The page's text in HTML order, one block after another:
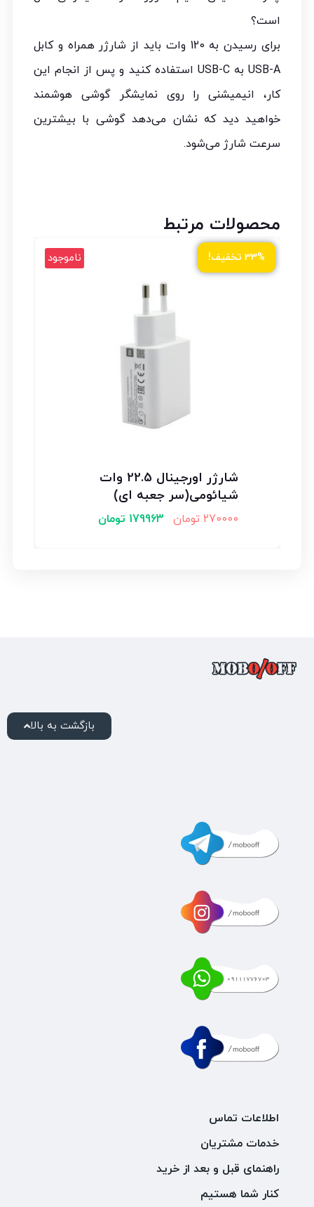
است؟
برای رسیدن به 120 وات باید از شارژر همراه و کابل
USB-A به USB-C استفاده کنید و پس از انجام این
کار، انیمیشنی را روی نمایشگر گوشی هوشمند
خواهید دید که نشان می‌دهد گوشی با بیشترین
سرعت شارژ می‌شود.
محصولات مرتبط
۳۳% تخفیف! ناموجود
شارژر اورجینال 22.5 وات
شیائومی(سر جعبه ای)
270000 تومان 179963 تومان
بازگشت به بالا
اطلاعات تماس
خدمات مشتریان
راهنمای قبل و بعد از خرید
کنار شما هستیم